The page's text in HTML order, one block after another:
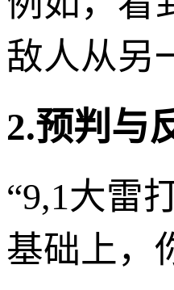
敌人从另
2.预判与
“9,1大雷
基础上，